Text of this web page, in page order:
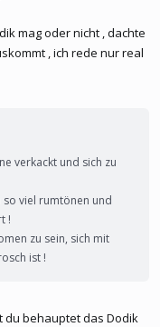
mag oder nicht , dachte
, ich rede nur real
verkackt und sich zu
so viel rumtönen und
!
zu sein, sich mit
ist !
du behauptet das Dodik